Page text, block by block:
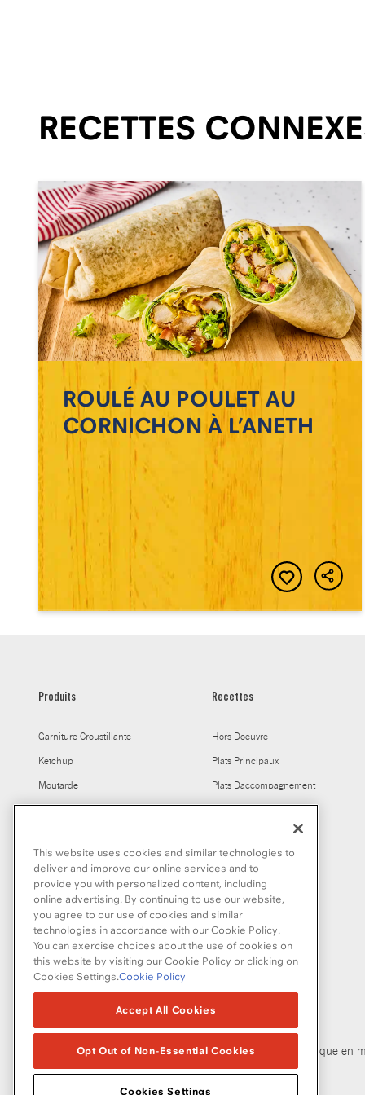
RECETTES
ROULÉ AU POULET AU
CORNICHON À L’ANETH
Produits
Garniture Croustillante
Ketchup
Moutarde
Melanges a sauce et melanges
Sauce worcestershire
Recettes
Hors Doeuvre
Plats Principaux
Plats Daccompagnement
© McCormick & Company, Inc. 2026
Politique de confidentialité Modalités d’utilisation Politique en
This website uses cookies and similar technologies to
deliver and improve our online services and to
provide you with personalized content, including
online advertising. By continuing to use our website,
you agree to our use of cookies and similar
technologies in accordance with our Cookie Policy.
You can exercise choices about the use of cookies on
this website by visiting our Cookie Policy or clicking on
Cookies Settings.Cookie Policy
Accept All Cookies
Opt Out of Non-Essential Cookies
Cookies Settings